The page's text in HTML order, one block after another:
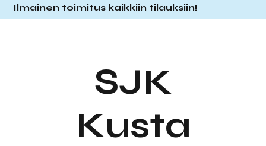
10 kpl10,00 € (á 1,00 €)
Ilmainen toimitus kaikkiin tilauksiin!
SJK
Kusta